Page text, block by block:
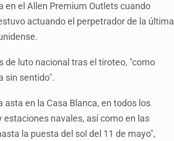
en el Allen Premium Outlets cuando
actuando el perpetrador de la última
de luto nacional tras el tiroteo, "como
sin sentido".
asta en la Casa Blanca, en todos los
navales, así como en las
la puesta del sol del 11 de mayo",